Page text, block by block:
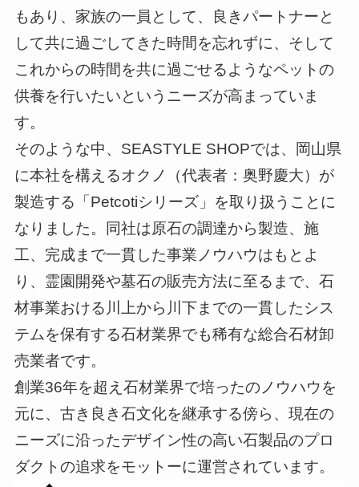
もあり、家族の一員として、良きパートナーと
して共に過ごしてきた時間を忘れずに、そして
これからの時間を共に過ごせるようなペットの
供養を行いたいというニーズが高まっていま
す。
そのような中、SEASTYLE SHOPでは、岡山県
に本社を構えるオクノ（代表者：奥野慶大）が
製造する「Petcotiシリーズ」を取り扱うことに
なりました。同社は原石の調達から製造、施
工、完成まで一貫した事業ノウハウはもとよ
り、霊園開発や墓石の販売方法に至るまで、石
材事業おける川上から川下までの一貫したシス
テムを保有する石材業界でも稀有な総合石材卸
売業者です。
創業36年を超え石材業界で培ったのノウハウを
元に、古き良き石文化を継承する傍ら、現在の
ニーズに沿ったデザイン性の高い石製品のプロ
ダクトの追求をモットーに運営されています。